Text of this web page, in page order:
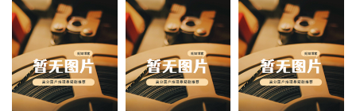
未知 未知 未知